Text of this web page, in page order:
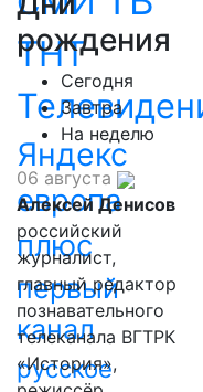
ТНТ
Яндекс
европа
плюс
первый
канал
русское
рождения
Сегодня
Завтра
На неделю
06 августа
Алексей Денисов
российский
журналист,
главный редактор
познавательного
телеканала ВГТРК
«История»,